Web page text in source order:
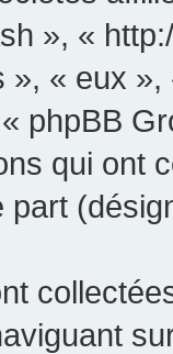
», «
», « eux
phpBB
qui ont
part